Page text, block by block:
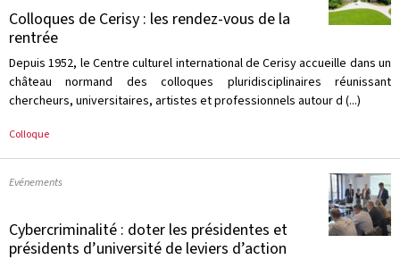
Colloques de Cerisy : les rendez-vous de la
rentrée
Depuis 1952, le Centre culturel international de Cerisy accueille dans un
château normand des colloques pluridisciplinaires réunissant
chercheurs, universitaires, artistes et professionnels autour d (...)
Colloque
Evénements
Cybercriminalité : doter les présidentes et
présidents d’université de leviers d’action